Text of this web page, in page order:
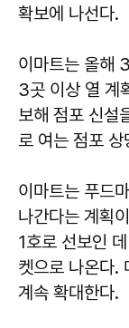
확보에 나선다.
이마트는 올해
3곳 이상 열 계
보해 점포 신설
로 여는 점포
이마트는 푸드
나간다는 계획
1호로 선보인
켓으로 나온다.
계속 확대한다.